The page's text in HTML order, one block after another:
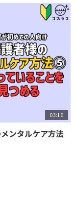
03:16
ンタルケア方法